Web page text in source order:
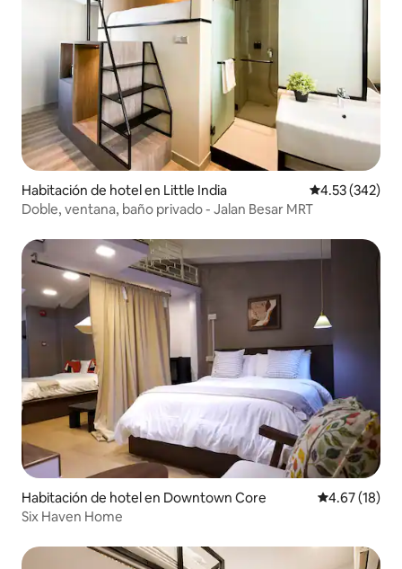
Habitación de hotel en Little India Calificación
4.53 (342)
Doble, ventana, baño privado - Jalan Besar MRT
Habitación de hotel en Downtown Core Calificación
4.67 (18)
Six Haven Home